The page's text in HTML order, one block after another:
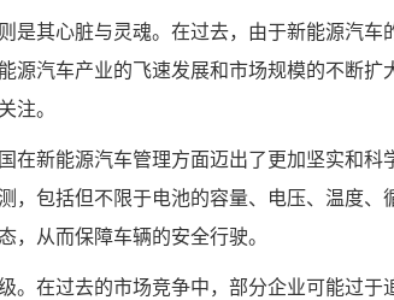
是其心脏与灵魂。在过去，由于新能源汽车
源汽车产业的飞速发展和市场规模的不断扩
注。
在新能源汽车管理方面迈出了更加坚实和科
，包括但不限于电池的容量、电压、温度、
从而保障车辆的安全行驶。
。在过去的市场竞争中，部分企业可能过于